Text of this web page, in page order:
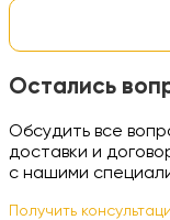
Остались
Обсудить все
доставки и
с нашими
Получить